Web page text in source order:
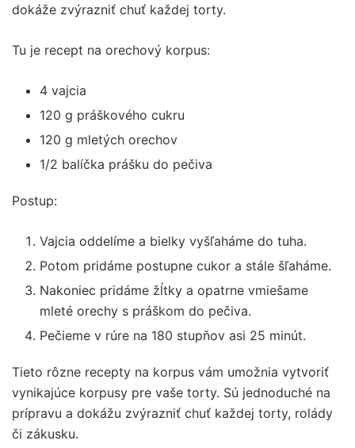
dokáže zvýrazniť chuť každej torty.
Tu je recept na orechový korpus:
4 vajcia
120 g práškového cukru
120 g mletých orechov
1/2 balíčka prášku do pečiva
Postup:
Vajcia oddelíme a bielky vyšľaháme do tuha.
Potom pridáme postupne cukor a stále šľaháme.
Nakoniec pridáme žĺtky a opatrne vmiešame
mleté orechy s práškom do pečiva.
Pečieme v rúre na 180 stupňov asi 25 minút.
Tieto rôzne recepty na korpus vám umožnia vytvoriť
vynikajúce korpusy pre vaše torty. Sú jednoduché na
prípravu a dokážu zvýrazniť chuť každej torty, rolády
či zákusku.